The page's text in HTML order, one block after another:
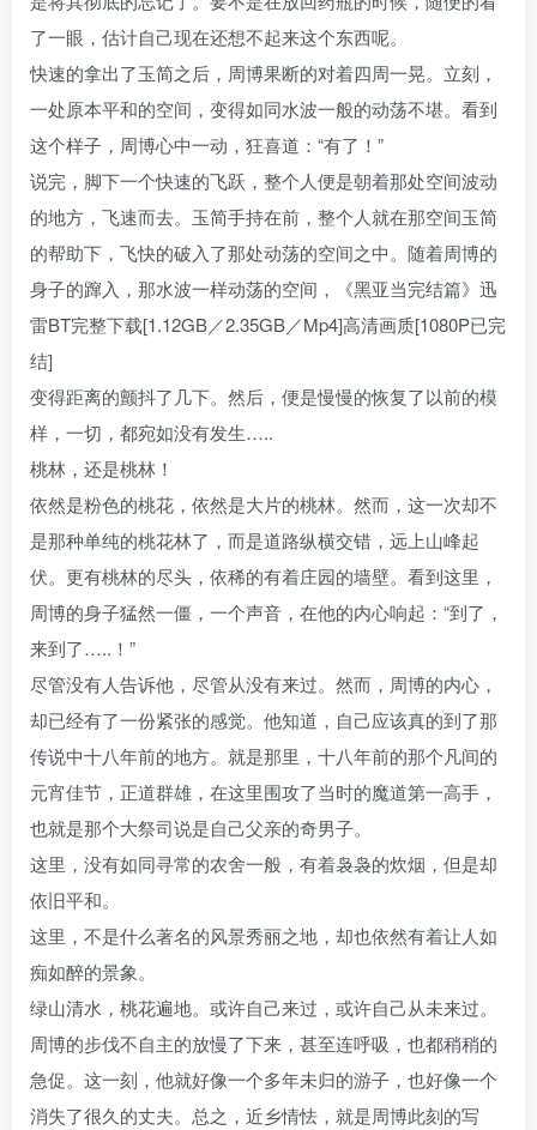
了一眼，估计自己现在还想不起来这个东西呢。
快速的拿出了玉简之后，周博果断的对着四周一晃。立刻，
一处原本平和的空间，变得如同水波一般的动荡不堪。看到
这个样子，周博心中一动，狂喜道：“有了！”
说完，脚下一个快速的飞跃，整个人便是朝着那处空间波动
的地方，飞速而去。玉简手持在前，整个人就在那空间玉简
的帮助下，飞快的破入了那处动荡的空间之中。随着周博的
身子的蹿入，那水波一样动荡的空间，《黑亚当完结篇》迅
雷BT完整下载[1.12GB／2.35GB／Mp4]高清画质[1080P已完
结]
变得距离的颤抖了几下。然后，便是慢慢的恢复了以前的模
样，一切，都宛如没有发生…..
桃林，还是桃林！
依然是粉色的桃花，依然是大片的桃林。然而，这一次却不
是那种单纯的桃花林了，而是道路纵横交错，远上山峰起
伏。更有桃林的尽头，依稀的有着庄园的墙壁。看到这里，
周博的身子猛然一僵，一个声音，在他的内心响起：“到了，
来到了…..！”
尽管没有人告诉他，尽管从没有来过。然而，周博的内心，
却已经有了一份紧张的感觉。他知道，自己应该真的到了那
传说中十八年前的地方。就是那里，十八年前的那个凡间的
元宵佳节，正道群雄，在这里围攻了当时的魔道第一高手，
也就是那个大祭司说是自己父亲的奇男子。
这里，没有如同寻常的农舍一般，有着袅袅的炊烟，但是却
依旧平和。
这里，不是什么著名的风景秀丽之地，却也依然有着让人如
痴如醉的景象。
绿山清水，桃花遍地。或许自己来过，或许自己从未来过。
周博的步伐不自主的放慢了下来，甚至连呼吸，也都稍稍的
急促。这一刻，他就好像一个多年未归的游子，也好像一个
消失了很久的丈夫。总之，近乡情怯，就是周博此刻的写